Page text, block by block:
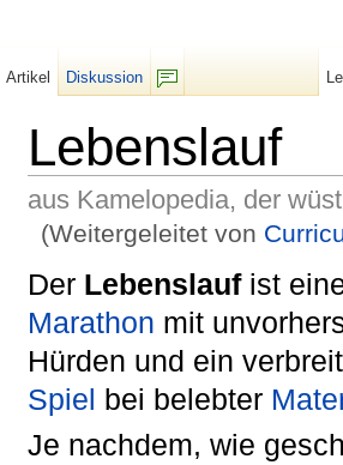
Lebenslauf
aus Kamelopedia, der
(Weitergeleitet von
Der Lebenslaufist
Marathon mit
Hürden und ein
Spiel bei belebter
Je nachdem, wie
Artikel
Diskussion